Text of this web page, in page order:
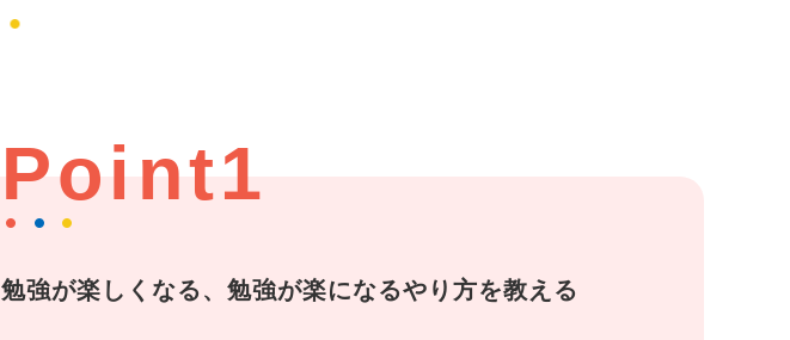
Point1
勉強が楽しくなる、勉強が楽になるやり方を教える